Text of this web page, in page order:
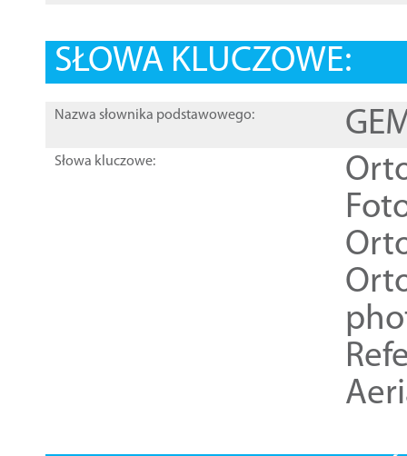
SŁOWA KLUCZOWE:
Nazwa słownika podstawowego:
Słowa kluczowe: